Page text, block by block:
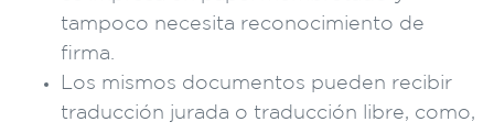
tampoco necesita reconocimiento de
firma.
Los mismos documentos pueden recibir
traducción jurada o traducción libre, como,